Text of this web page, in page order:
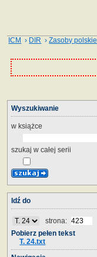
ICM › DIR ›Zasoby polskie
Wyszukiwanie
w książce
szukaj w całej serii
Idź do
strona:
Pobierz pełen tekst
T. 24.txt